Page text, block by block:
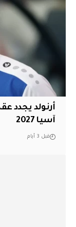
أرنولد يجدد
آسيا 2027
قبل 3 أيام